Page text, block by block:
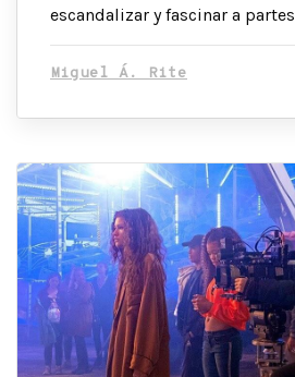
escandalizar y fascinar a partes
Miguel Á. Rite